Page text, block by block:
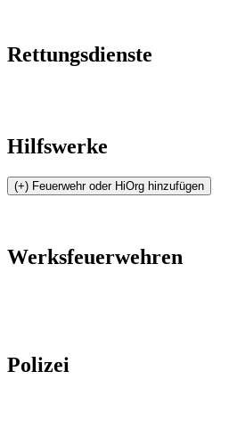
Rettungsdienste
Hilfswerke
Werksfeuerwehren
Polizei